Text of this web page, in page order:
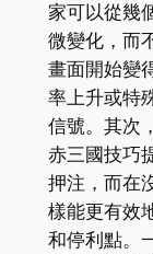
家可以從幾
微變化，而
畫面開始變
率上升或特
信號。其次
赤三國技巧
押注，而在
樣能更有效
和停利點。